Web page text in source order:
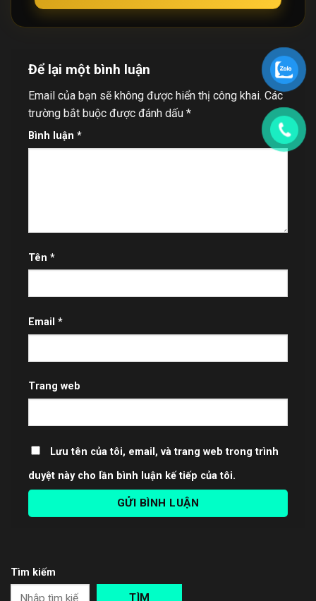
Để lại một bình luận
Email của bạn sẽ không được hiển thị công khai. Các
trường bắt buộc được đánh dấu *
Bình luận *
Tên *
Email *
Trang web
Lưu tên của tôi, email, và trang web trong trình
duyệt này cho lần bình luận kế tiếp của tôi.
Tìm kiếm
TÌM